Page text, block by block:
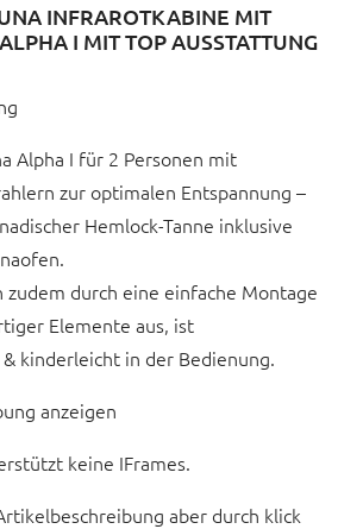
INFRAROTKABINE MIT
I MIT TOP AUSSTATTUNG
Alpha I für 2 Personen mit
zur optimalen Entspannung –
Hemlock-Tanne inklusive
zudem durch eine einfache Montage
Elemente aus, ist
kinderleicht in der Bedienung.
anzeigen
keine IFrames.
aber durch klick